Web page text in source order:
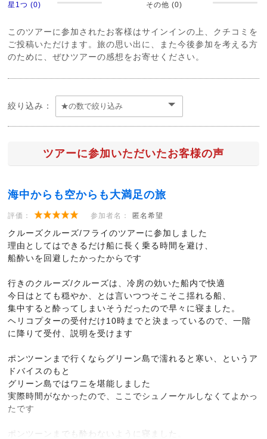
星1つ (0)
その他 (0)
このツアーに参加されたお客様はサインインの上、クチコミを
ご投稿いただけます。旅の思い出に、また今後参加を考える方
のために、ぜひツアーの感想をお寄せください。
絞り込み：
ツアーに参加いただいたお客様の声
海中からも空からも大満足の旅
評価： 参加者名： 匿名希望
クルーズクルーズ/フライのツアーに参加しました
理由としてはできるだけ船に長く乗る時間を避け、
船酔いを回避したかったからです
行きのクルーズ/クルーズは、冷房の効いた船内で快適
今日はとても穏やか、とは言いつつそこそこ揺れる船、
集中すると酔ってしまいそうだったので早々に寝ました。
ヘリコプターの受付だけ10時までと決まっているので、一階
に降りて受付、説明を受けます
ポンツーンまで行くならグリーン島で濡れると寒い、というア
ドバイスのもと
グリーン島ではワニを堪能しました
実際時間がなかったので、ここでシュノーケルしなくてよかっ
たです
ポンツーンまでも酔わないように寝ました。